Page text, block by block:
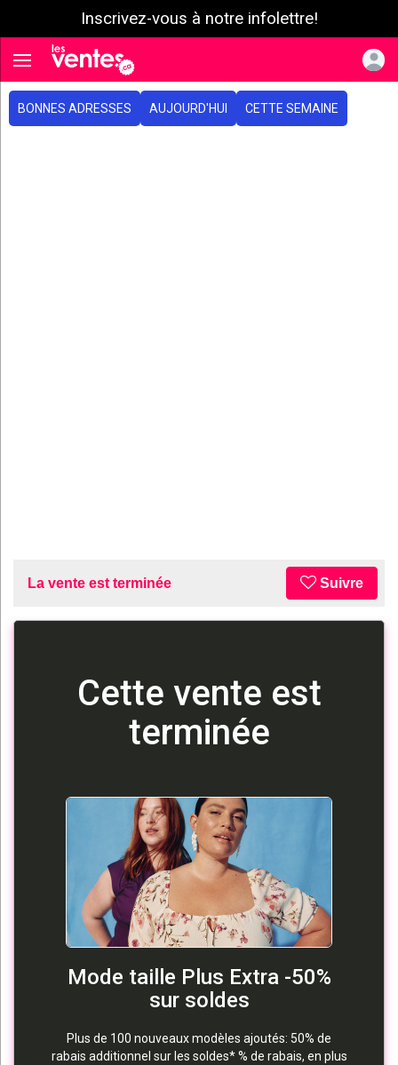
Inscrivez-vous à notre infolettre!
Toggle navigation
BONNES ADRESSES AUJOURD'HUI CETTE SEMAINE
La vente est terminée Suivre
Cette vente est
terminée
Mode taille Plus Extra -50%
sur soldes
Plus de 100 nouveaux modèles ajoutés: 50% de
rabais additionnel sur les soldes* % de rabais, en plus